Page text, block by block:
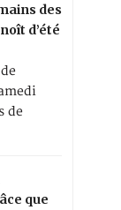
des
d’été
de
que